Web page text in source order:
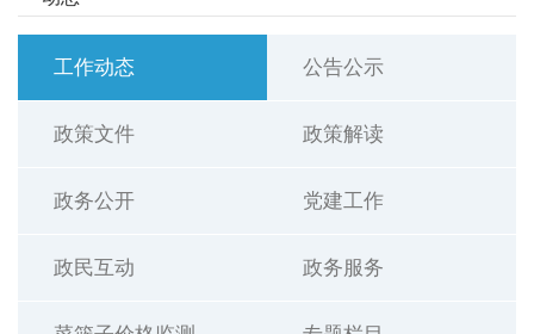
工作动态 公告公示
政策文件 政策解读
政务公开 党建工作
政民互动 政务服务